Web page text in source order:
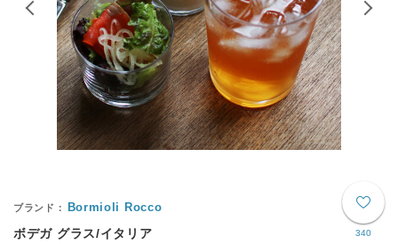
340
Bormioli Rocco
ボデガ グラス/イタリア